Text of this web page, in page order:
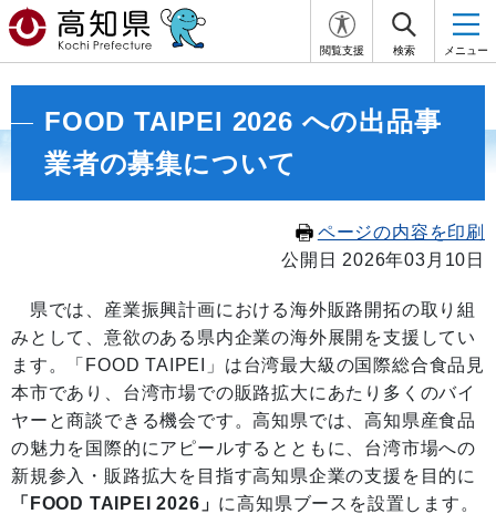
閲覧支援 検索 メニュー
FOOD TAIPEI 2026 への出品事
業者の募集について
ページの内容を印刷
公開日 2026年03月10日
県では、産業振興計画における海外販路開拓の取り組
みとして、意欲のある県内企業の海外展開を支援してい
ます。「FOOD TAIPEI」は台湾最大級の国際総合食品見
本市であり、台湾市場での販路拡大にあたり多くのバイ
ヤーと商談できる機会です。高知県では、高知県産食品
の魅力を国際的にアピールするとともに、台湾市場への
新規参入・販路拡大を目指す高知県企業の支援を目的に
「FOOD TAIPEI 2026」 に高知県ブースを設置します。